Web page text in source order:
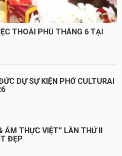
THOẢI PHỦ THÁNG 6 TẠI
DỰ SỰ KIỆN PHỞ CULTURAI
ẨM THỰC VIỆT” LẦN THỨ II
ĐẸP